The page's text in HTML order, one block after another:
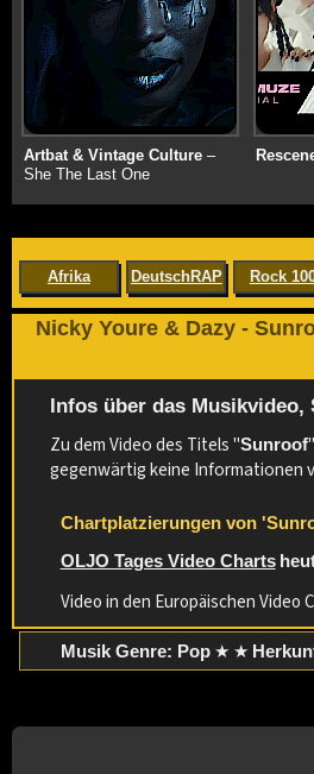
Artbat & Vintage Culture–
She The Last One
Afrika DeutschRAP Rock
Nicky Youre & Dazy -
Infos über das
Zu dem Video des Titels "Sunroof
gegenwärtig keine Informationen
Chartplatzierungen von
OLJO Tages Video Charts
Video in den Europäischen
Musik Genre: Pop★ ★